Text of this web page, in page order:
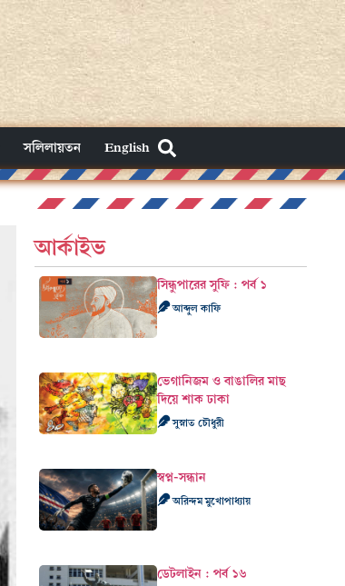
সলিলায়তন English
আর্কাইভ
সিন্ধুপারের সুফি : পর্ব ১
আব্দুল কাফি
ভেগানিজম ও বাঙালির মাছ
দিয়ে শাক ঢাকা
সুস্নাত চৌধুরী
স্বপ্ন-সন্ধান
অরিন্দম মুখোপাধ্যায়
ডেটলাইন : পর্ব ১৬